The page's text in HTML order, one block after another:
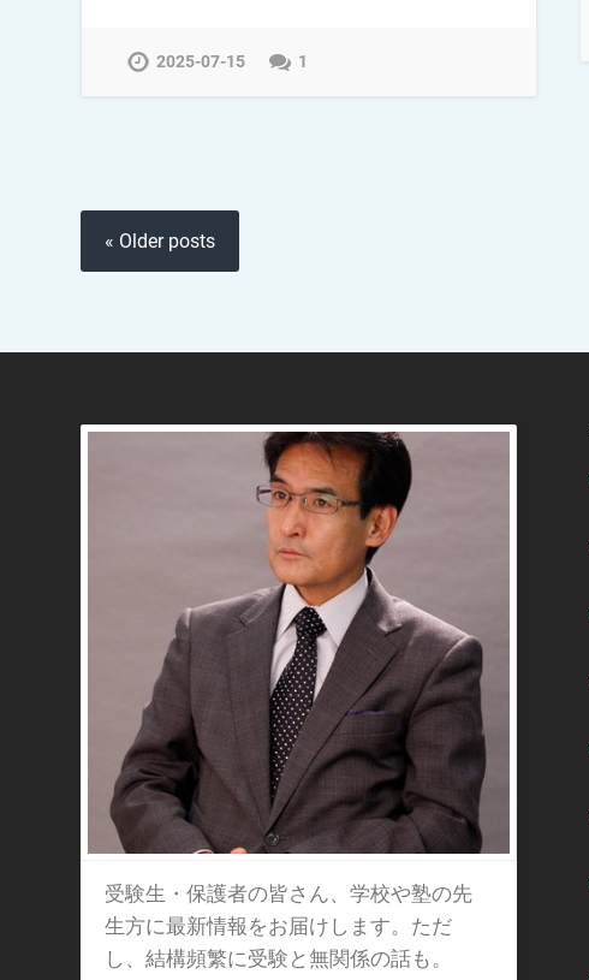
2025-07-15 1
« Older posts
受験生・保護者の皆さん、学校や塾の先
生方に最新情報をお届けします。ただ
し、結構頻繁に受験と無関係の話も。